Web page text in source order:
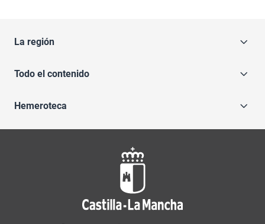
La región
Todo el contenido
Hemeroteca